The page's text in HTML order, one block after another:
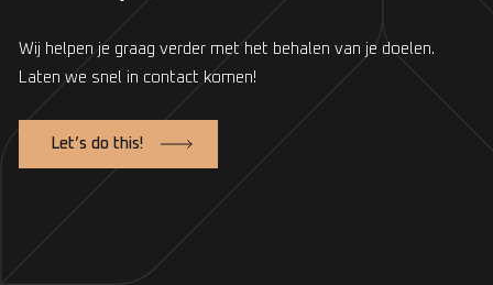
Wij helpen je graag verder met het behalen van je doelen.
Laten we snel in contact komen!
Let’s do this!